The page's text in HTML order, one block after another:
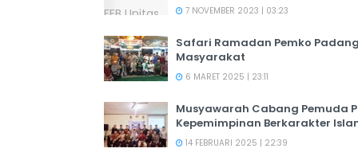
7 NOVEMBER 2023 | 03:23
Safari Ramadan Pemko
Masyarakat
6 MARET 2025 | 23:11
Musyawarah Cabang Pemuda
Kepemimpinan Berkarakter
14 FEBRUARI 2025 | 22:39